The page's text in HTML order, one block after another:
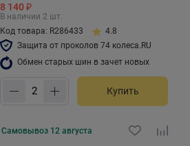
8 140 ₽
В наличии 2 шт.
Код товара: R286433
4.8
Защита от проколов 74 колеса.RU
Обмен старых шин в зачет новых
Купить
Самовывоз 12 августа